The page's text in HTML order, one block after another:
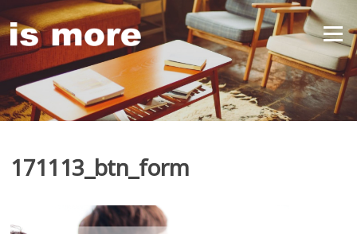
Skip
to
content
Menu
171113_btn_form